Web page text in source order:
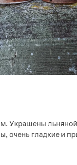
Украшены
очень гладкие и